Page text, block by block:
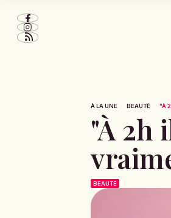
À LA UNE BEAUTÉ "À
"À 2h
BEAUTÉ